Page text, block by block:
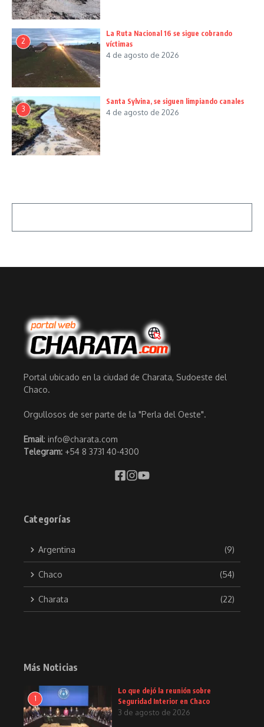
2
La Ruta Nacional 16 se sigue cobrando
víctimas
4 de agosto de 2026
3
Santa Sylvina, se siguen limpiando canales
4 de agosto de 2026
Portal ubicado en la ciudad de Charata, Sudoeste del
Chaco.
Orgullosos de ser parte de la "Perla del Oeste".
Email: info@charata.com
Telegram: +54 8 3731 40-4300
Categorías
Argentina (9)
Chaco (54)
Charata (22)
Más Noticias
1
Lo que dejó la reunión sobre
Seguridad Interior en Chaco
3 de agosto de 2026